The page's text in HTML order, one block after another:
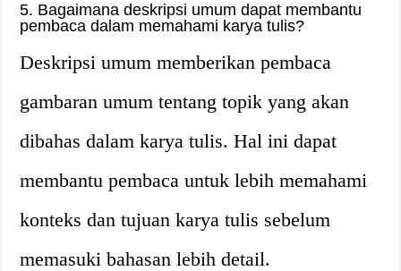
5. Bagaimana deskripsi umum dapat membantu
pembaca dalam memahami karya tulis?
Deskripsi umum memberikan pembaca
gambaran umum tentang topik yang akan
dibahas dalam karya tulis. Hal ini dapat
membantu pembaca untuk lebih memahami
konteks dan tujuan karya tulis sebelum
memasuki bahasan lebih detail.